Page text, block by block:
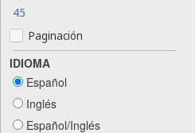
45
Paginación
IDIOMA
Español
Inglés
Español/Inglés